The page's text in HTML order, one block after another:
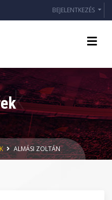
BEJELENTKEZÉS
ALMÁSI ZOLTÁN